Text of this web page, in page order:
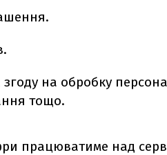
на обробку
тощо.
працюватиме над